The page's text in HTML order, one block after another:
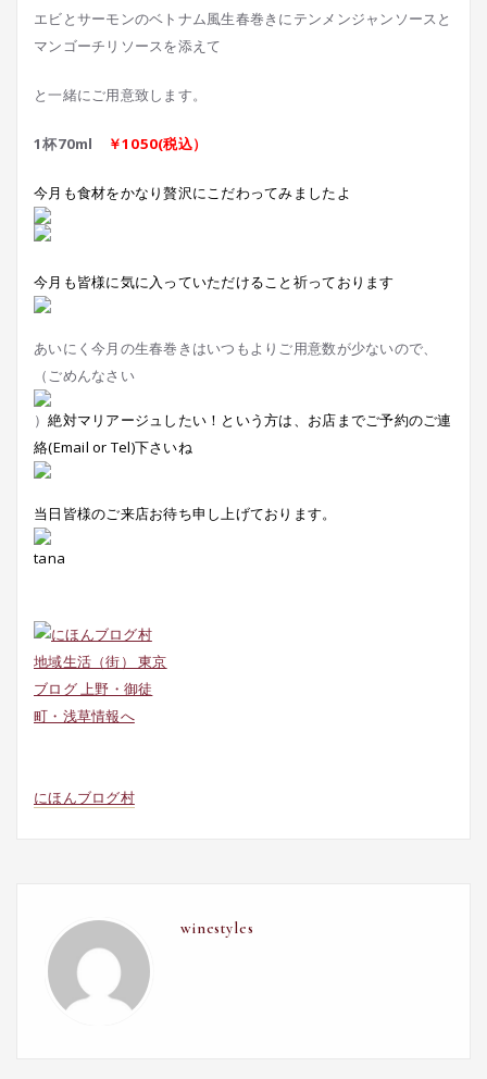
エビとサーモンのベトナム風生春巻きにテンメンジャンソースと
マンゴーチリソースを添えて
と一緒にご用意致します。
1杯70ml ￥1050(税込）
今月も食材をかなり贅沢にこだわってみましたよ
今月も皆様に気に入っていただけること祈っております
あいにく今月の生春巻きはいつもよりご用意数が少ないので、
（ごめんなさい
）絶対マリアージュしたい！という方は、お店までご予約のご連
絡(Email or Tel)下さいね
当日皆様のご来店お待ち申し上げております。
tana
にほんブログ村
winestyles